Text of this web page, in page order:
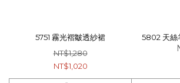
5751 霧光褶皺透紗裙
NT$1,280
NT$1,020
5802 天絲